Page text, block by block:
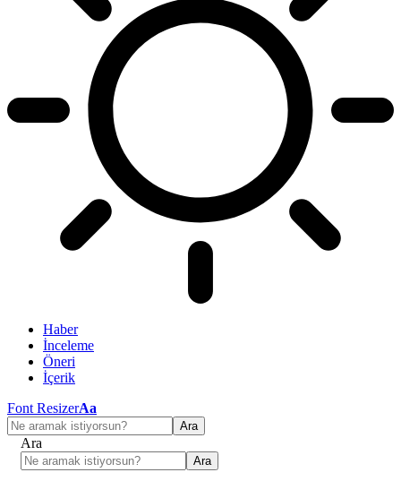
Haber
İnceleme
Öneri
İçerik
Font ResizerAa
Ara